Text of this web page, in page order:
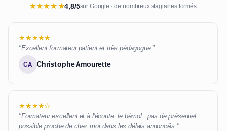
★★★★★4,8/5sur Google · de nombreux stagiaires formés
★★★★★
"Excellent formateur patient et très pédagogue."
CA Christophe Amourette
★★★★☆
"Formateur excellent et à l'écoute, le bémol : pas de présentiel
possible proche de chez moi dans les délais annoncés."